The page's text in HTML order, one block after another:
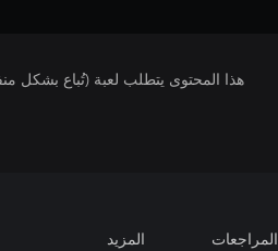
هذا المحتوى يتطلب لعبة (تُباع بشكل
المراجعات المزيد